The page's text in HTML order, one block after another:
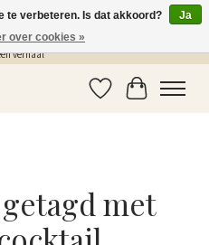
Place: dé plek voor MONIN siropen, bar
verhaal
Verlanglijst
met
te verbeteren. Is dat akkoord?
Ja
over cookies »